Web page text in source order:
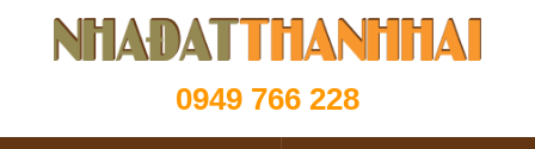
0949 766 228